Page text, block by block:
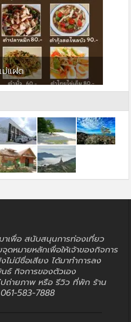
ม่แฝด
เพื่อ สนับสนุนการท่องเที่ยว
ดหมายหลักเพื่อให้เจ้าของกิจการ
ไม่มีชื่อเสียง ได้มาทำการลง
ธ์ กิจการของตัวเอง
ปถ่ายภาพ หรือ รีวิว ที่พัก ร้าน
061-583-7888